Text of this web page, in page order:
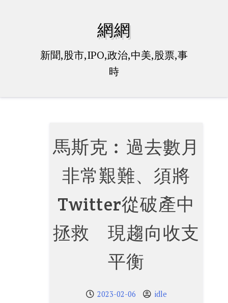
網網
新聞,股市,IPO,政治,中美,股票,事
時
馬斯克︰過去數月
非常艱難、須將
Twitter從破產中
拯救 現趨向收支
平衡
2023-02-06 idle